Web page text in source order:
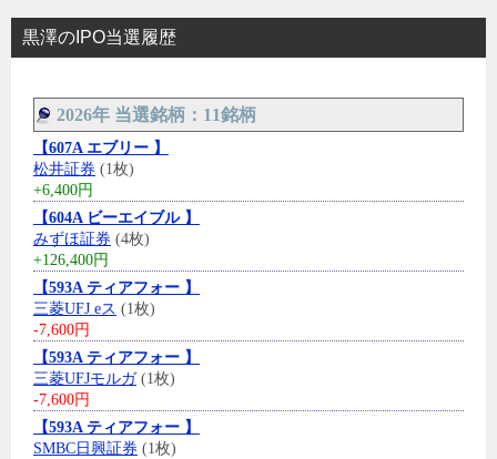
黒澤のIPO当選履歴
2026年 当選銘柄：11銘柄
【607A エブリー 】
松井証券 (1枚)
+6,400円
【604A ビーエイブル 】
みずほ証券 (4枚)
+126,400円
【593A ティアフォー 】
三菱UFJ eス (1枚)
-7,600円
【593A ティアフォー 】
三菱UFJモルガ(1枚)
-7,600円
【593A ティアフォー 】
SMBC日興証券 (1枚)